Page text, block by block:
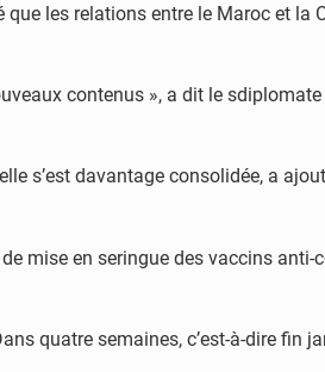
les relations entre le Maroc et la
contenus », a dit le
s’est davantage consolidée, a
mise en seringue des vaccins anti-
quatre semaines, c’est-à-dire fin